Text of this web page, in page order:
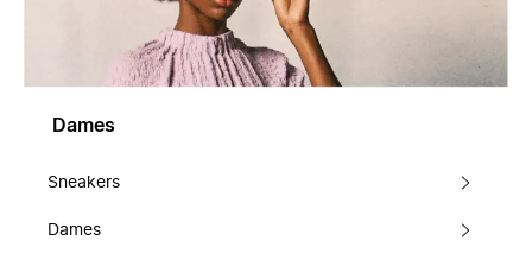
Dames
Sneakers
Dames